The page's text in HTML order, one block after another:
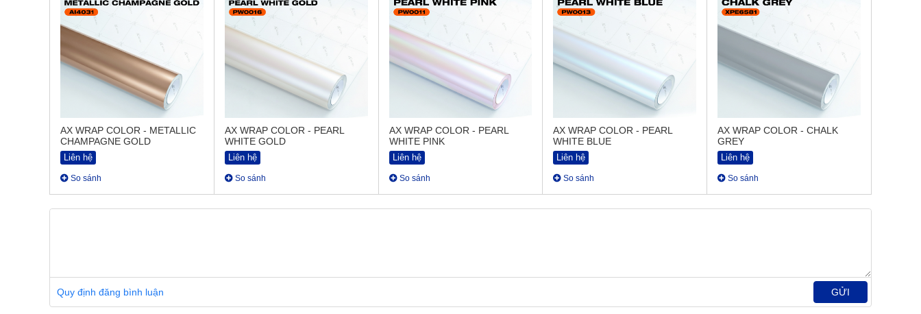
AX WRAP COLOR - METALLIC
CHAMPAGNE GOLD
Liên hệ
So sánh
AX WRAP COLOR - PEARL
WHITE GOLD
Liên hệ
So sánh
AX WRAP COLOR - PEARL
WHITE PINK
Liên hệ
So sánh
AX WRAP COLOR - PEARL
WHITE BLUE
Liên hệ
So sánh
AX WRAP COLOR - CHALK
GREY
Liên hệ
So sánh
Quy định đăng bình luận GỬI